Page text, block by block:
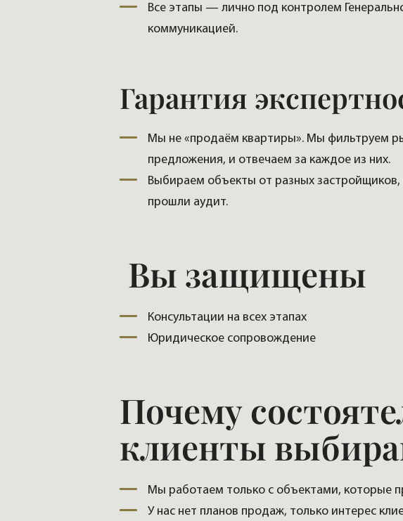
Все этапы — лично под контролем
коммуникацией.
Гарантия
Мы не «продаём квартиры». Мы фильтруем
предложения, и отвечаем за каждое из них.
Выбираем объекты от разных
прошли аудит.
Вы защищены
Консультации на всех этапах
Юридическое сопровождение
Почему
клиенты
Мы работаем только с объектами, которые
У нас нет планов продаж, только интерес